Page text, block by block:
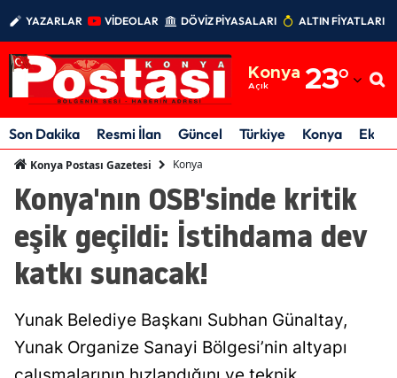
YAZARLAR VİDEOLAR DÖVİZ PİYASALARI ALTIN FİYATLARI
Konya
Açık 23°
Adıyaman
Afyonkarahisar
Amasya
Ankara
Aydın
Son Dakika Resmi İlan Güncel Türkiye Konya
Konya Postası Gazetesi Konya
Konya'nın OSB'sinde kritik
eşik geçildi: İstihdama dev
katkı sunacak!
Yunak Belediye Başkanı Subhan Günaltay,
Yunak Organize Sanayi Bölgesi’nin altyapı